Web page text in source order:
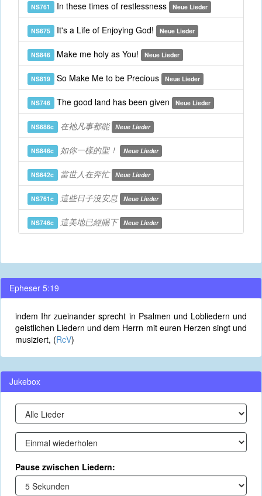
NS761 In these times of restlessness Neue Lieder
NS675 It's a Life of Enjoying God! Neue Lieder
NS846 Make me holy as You! Neue Lieder
NS819 So Make Me to be Precious Neue Lieder
NS746 The good land has been given Neue Lieder
NS686c 在祂凡事都能 Neue Lieder
NS846c 如你一樣的聖！ Neue Lieder
NS642c 當世人在奔忙 Neue Lieder
NS761c 這些日子沒安息 Neue Lieder
NS746c 這美地已經賜下 Neue Lieder
Epheser 5:19
indem Ihr zueinander sprecht in Psalmen und Lobliedern und
geistlichen Liedern und dem Herrn mit euren Herzen singt und
musiziert, (RcV)
Jukebox
Pause zwischen Liedern: